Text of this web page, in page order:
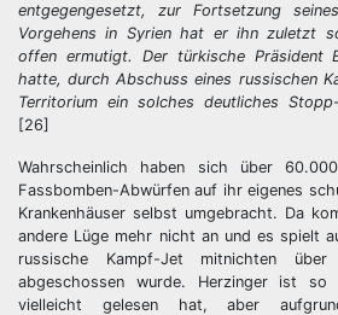
entgegengesetzt, zur Fortsetzung
Vorgehens in Syrien hat er ihn zuletzt
offen ermutigt. Der türkische Präsident
hatte, durch Abschuss eines russischen
Territorium ein solches deutliches
[26]
Wahrscheinlich haben sich über
Fassbomben-Abwürfen auf ihr eigenes
Krankenhäuser selbst umgebracht. Da
andere Lüge mehr nicht an und es spielt
russische Kampf-Jet mitnichten über
abgeschossen wurde. Herzinger ist
vielleicht gelesen hat, aber